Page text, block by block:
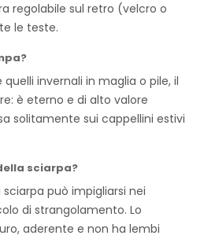
regolabile sul retro (velcro o
le teste.
invernali in maglia o pile, il
è eterno e di alto valore
solitamente sui cappellini estivi
sciarpa?
può impigliarsi nei
di strangolamento. Lo
aderente e non ha lembi